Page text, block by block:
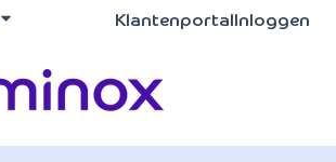
Submenu tonen voor vertalingen
Klantenportal Inloggen